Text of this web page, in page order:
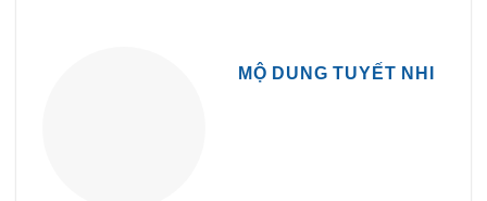
MỘ DUNG TUYẾT NHI